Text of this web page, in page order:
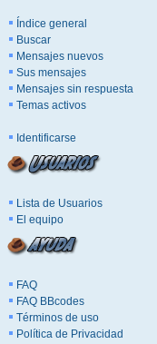
Índice general
Buscar
Mensajes nuevos
Sus mensajes
Mensajes sin respuesta
Temas activos
Identificarse
Lista de Usuarios
El equipo
FAQ
FAQ BBcodes
Términos de uso
Política de Privacidad